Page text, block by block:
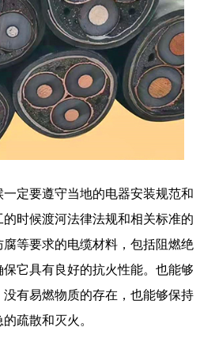
定要遵守当地的电器安装规范和
时候渡河法律法规和相关标准的
等要求的电缆材料，包括阻燃绝
它具有良好的抗火性能。也能够
有易燃物质的存在，也能够保持
疏散和灭火。